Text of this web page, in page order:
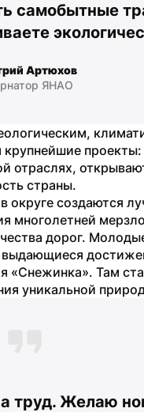
самобытные
Артюхов
ЯНАО
крупнейшие
отраслях,
страны.
округе создаются
многолетней
дорог.
выдающиеся
«Снежинка». Там
уникальной
труд. Желаю